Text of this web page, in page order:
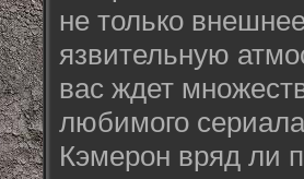
не только
язвительную
вас ждет
любимого
Кэмерон вряд ли